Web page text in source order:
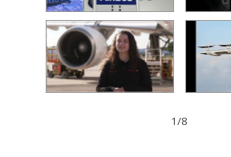
1/8